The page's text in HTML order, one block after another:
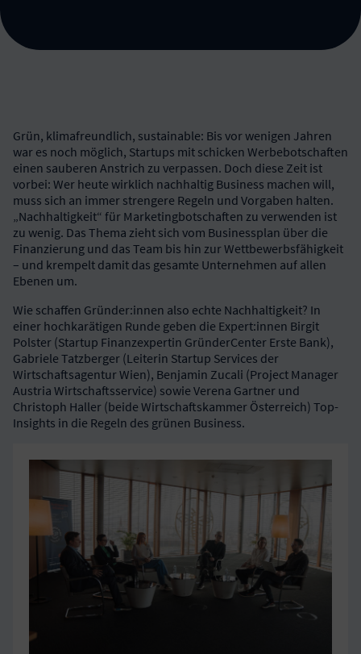
Grün, klimafreundlich, sustainable: Bis vor wenigen Jahren
war es noch möglich, Startups mit schicken Werbebotschaften
einen sauberen Anstrich zu verpassen. Doch diese Zeit ist
vorbei: Wer heute wirklich nachhaltig Business machen will,
muss sich an immer strengere Regeln und Vorgaben halten.
„Nachhaltigkeit“ für Marketingbotschaften zu verwenden ist
zu wenig. Das Thema zieht sich vom Businessplan über die
Finanzierung und das Team bis hin zur Wettbewerbsfähigkeit
– und krempelt damit das gesamte Unternehmen auf allen
Ebenen um.
Wie schaffen Gründer:innen also echte Nachhaltigkeit? In
einer hochkarätigen Runde geben die Expert:innen Birgit
Polster (Startup Finanzexpertin GründerCenter Erste Bank),
Gabriele Tatzberger (Leiterin Startup Services der
Wirtschaftsagentur Wien), Benjamin Zucali (Project Manager
Austria Wirtschaftsservice) sowie Verena Gartner und
Christoph Haller (beide Wirtschaftskammer Österreich) Top-
Insights in die Regeln des grünen Business.